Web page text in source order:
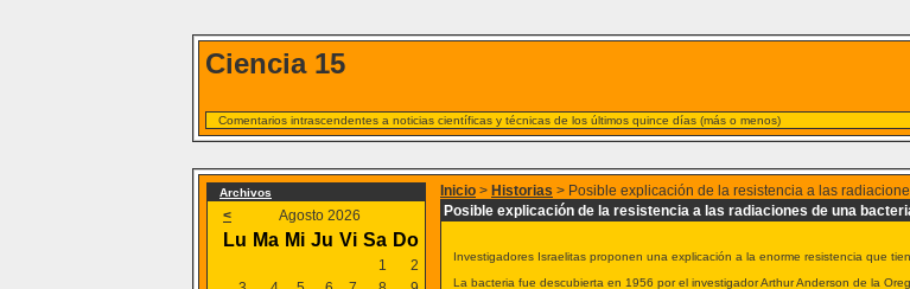
Ciencia 15
Comentarios intrascendentes a noticias científicas y técnicas de los últimos quince días (más o menos)
Archivos
< Agosto 2026
Lu Ma Mi Ju Vi Sa Do
1
2
Inicio > Historias > Posible explicación de la resistencia a las
Posible explicación de la resistencia a las radiaciones de una
Investigadores Israelitas proponen una explicación a la enorme resistencia que
La bacteria fue descubierta en 1956 por el investigador Arthur Anderson de la